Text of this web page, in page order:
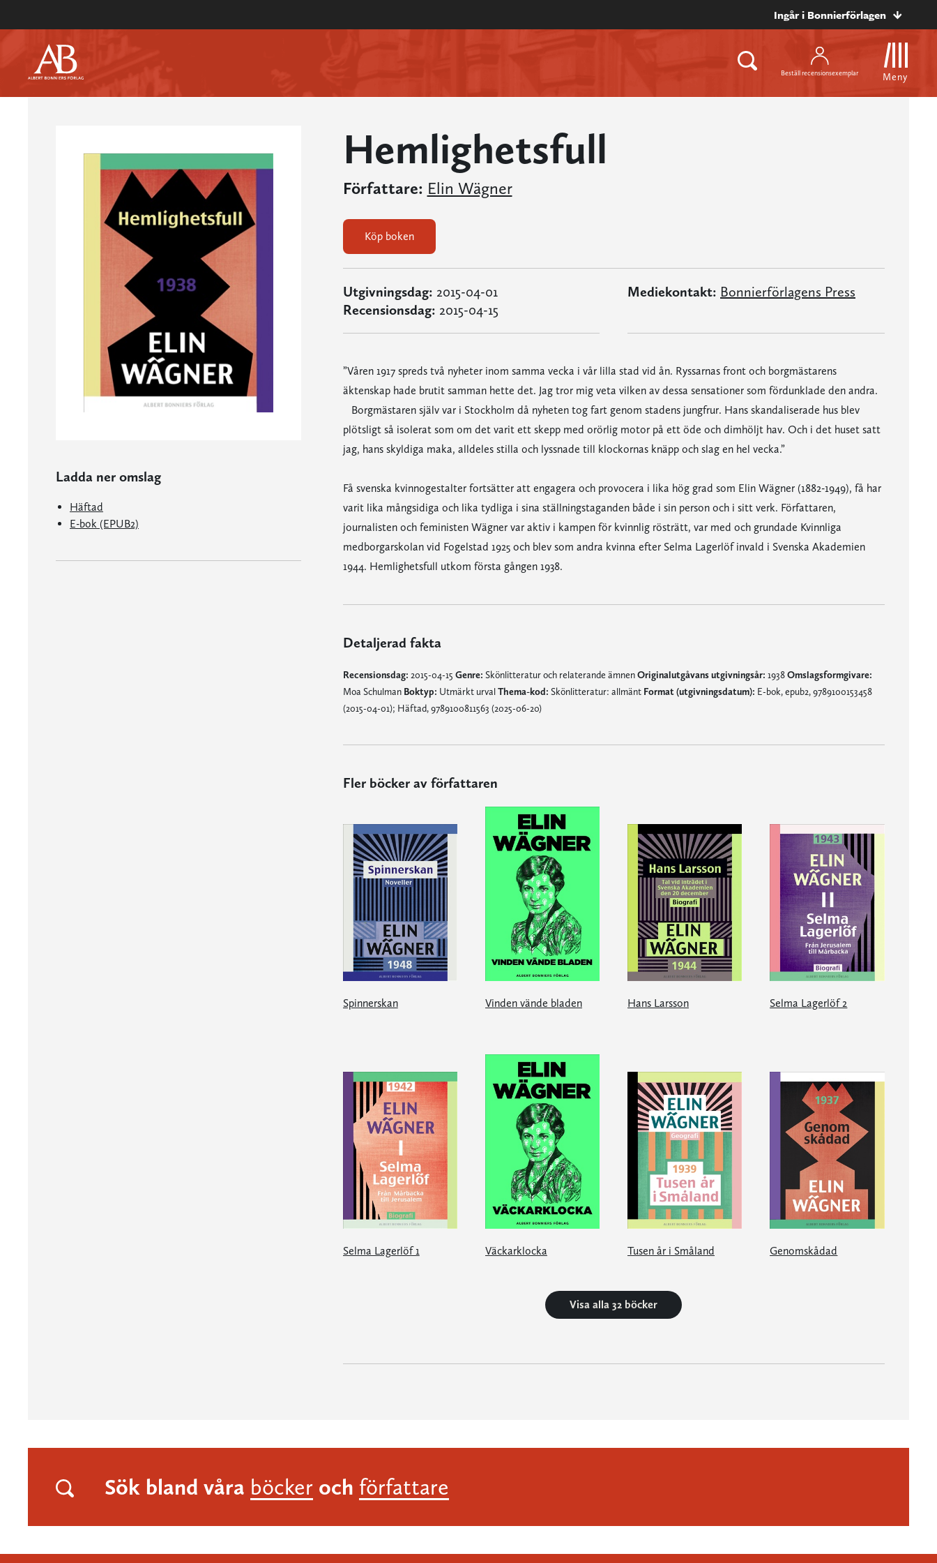
Ingår i Bonnierförlagen
Beställ recensionsexemplar Meny
Ladda ner omslag
Häftad
E-bok (EPUB2)
Hemlighetsfull
Författare: Elin Wägner
Köp boken
Utgivningsdag: 2015-04-01
Recensionsdag: 2015-04-15
Mediekontakt: Bonnierförlagens Press
”Våren 1917 spreds två nyheter inom samma vecka i vår lilla stad vid ån. Ryssarnas front och borgmästarens
äktenskap hade brutit samman hette det. Jag tror mig veta vilken av dessa sensationer som fördunklade den andra.
Borgmästaren själv var i Stockholm då nyheten tog fart genom stadens jungfrur. Hans skandaliserade hus blev
plötsligt så isolerat som om det varit ett skepp med orörlig motor på ett öde och dimhöljt hav. Och i det huset satt
jag, hans skyldiga maka, alldeles stilla och lyssnade till klockornas knäpp och slag en hel vecka.”
Få svenska kvinnogestalter fortsätter att engagera och provocera i lika hög grad som Elin Wägner (1882-1949), få har
varit lika mångsidiga och lika tydliga i sina ställningstaganden både i sin person och i sitt verk. Författaren,
journalisten och feministen Wägner var aktiv i kampen för kvinnlig rösträtt, var med och grundade Kvinnliga
medborgarskolan vid Fogelstad 1925 och blev som andra kvinna efter Selma Lagerlöf invald i Svenska Akademien
1944. Hemlighetsfull utkom första gången 1938.
Detaljerad fakta
Recensionsdag: 2015-04-15 Genre: Skönlitteratur och relaterande ämnenOriginalutgåvans utgivningsår: 1938Omslagsformgivare:
Moa Schulman Boktyp: Utmärkt urvalThema-kod: Skönlitteratur: allmänt Format (utgivningsdatum): E-bok, epub2, 9789100153458
(2015-04-01); Häftad, 9789100811563 (2025-06-20)
Fler böcker av författaren
Spinnerskan Vinden vände bladen Hans Larsson Selma Lagerlöf 2
Selma Lagerlöf 1 Väckarklocka Tusen år i Småland Genomskådad
Visa alla 32 böcker
Sök bland våra böcker och författare